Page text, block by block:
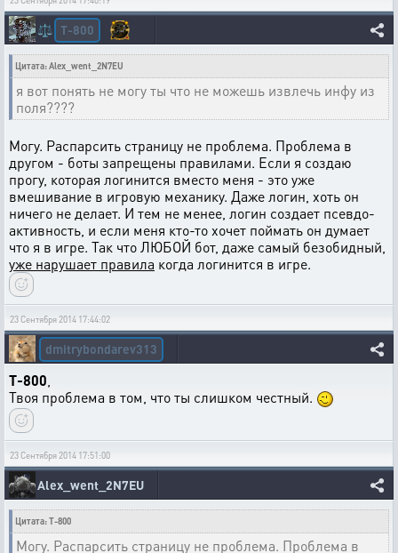
⚖️ T-800
Цитата: Alex_went_2N7EU
я вот понять не могу ты что не можешь извлечь инфу из
поля????
Могу. Распарсить страницу не проблема. Проблема в
другом - боты запрещены правилами. Если я создаю
прогу, которая логинится вместо меня - это уже
вмешивание в игровую механику. Даже логин, хоть он
ничего не делает. И тем не менее, логин создает псевдо-
активность, и если меня кто-то хочет поймать он думает
что я в игре. Так что ЛЮБОЙ бот, даже самый безобидный,
уже нарушает правила когда логинится в игре.
23 Сентября 2014 17:44:02
dmitrybondarev313
T-800,
Твоя проблема в том, что ты слишком честный.
23 Сентября 2014 17:51:00
Alex_went_2N7EU
Цитата: T-800
Могу. Распарсить страницу не проблема. Проблема в